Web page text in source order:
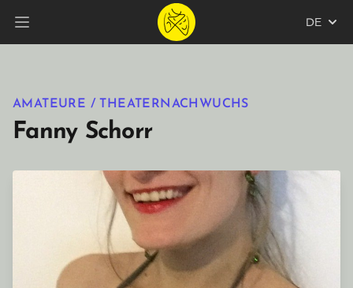
Hauptmenü öffnen
DE
AMATEURE / THEATERNACHWUCHS
Fanny Schorr